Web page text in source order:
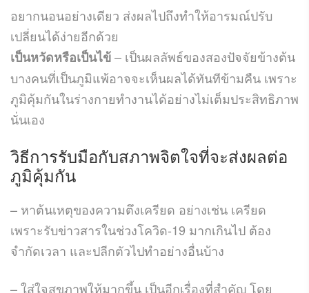
อยากนอนอย่างเดียว ส่งผลไปถึงทำให้อารมณ์ปรับ
เปลี่ยนได้ง่ายอีกด้วย
เป็นหวัดหรือเป็นไข้– เป็นผลลัพธ์ของสองปัจจัยข้างต้น
บางคนที่เป็นภูมิแพ้อาจจะเห็นผลได้ทันทีข้ามคืน เพราะ
ภูมิคุ้มกันในร่างกายทำงานได้อย่างไม่เต็มประสิทธิภาพ
นั่นเอง
วิธีการรับมือกับสภาพจิตใจที่จะส่งผลต่อ
ภูมิคุ้มกัน
– หาต้นเหตุของความตึงเครียด อย่างเช่น เครียด
เพราะรับข่าวสารในช่วงโควิด-19 มากเกินไป ต้อง
จำกัดเวลา และปลีกตัวไปทำอย่างอื่นบ้าง
– ใส่ใจสุขภาพให้มากขึ้น เป็นอีกเรื่องที่สำคัญ โดย